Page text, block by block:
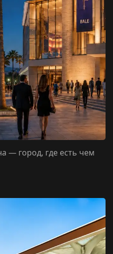
— город, где есть чем